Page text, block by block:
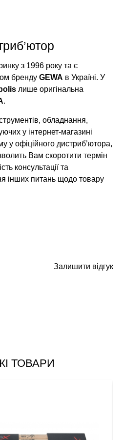
з 1996 року та є
бренду GEWA в Україні. У
лише оригінальна
.
обладнання,
у інтернет-магазині
у офіційного дистриб’ютора,
Вам скоротити термін
консультації та
інших питань щодо товару
Залишити відгук
ТОВАРИ